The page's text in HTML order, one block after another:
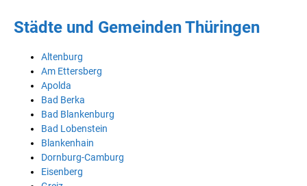
Städte und Gemeinden Thüringen
Altenburg
Am Ettersberg
Apolda
Bad Berka
Bad Blankenburg
Bad Lobenstein
Blankenhain
Dornburg-Camburg
Eisenberg